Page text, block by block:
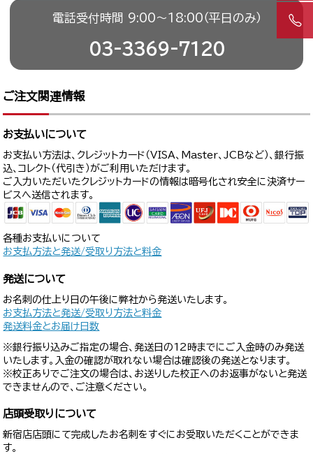
電話受付時間 9:00〜18:00（平日のみ）
03-3369-7120
ご注文関連情報
お支払いについて
お支払い方法は、クレジットカード（VISA、Master、JCBなど）、銀行振
込、コレクト（代引き）がご利用いただけます。
ご入力いただいたクレジットカードの情報は暗号化され安全に決済サー
ビスへ送信されます。
各種お支払いについて
お支払方法と発送/受取り方法と料金
発送について
お名刺の仕上り日の午後に弊社から発送いたします。
お支払方法と発送/受取り方法と料金
発送料金とお届け日数
※銀行振り込みご指定の場合、発送日の12時までにご入金時のみ発送
いたします。入金の確認が取れない場合は確認後の発送となります。
※校正ありでご注文の場合は、お送りした校正へのお返事がないと発送
できませんので、ご注意ください。
店頭受取りについて
新宿店店頭にて完成したお名刺をすぐにお受取いただくことができま
す。